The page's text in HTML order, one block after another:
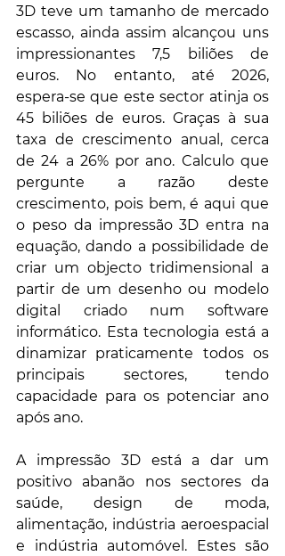
3D teve um tamanho de mercado
escasso, ainda assim alcançou uns
impressionantes 7,5 biliões de
euros. No entanto, até 2026,
espera-se que este sector atinja os
45 biliões de euros. Graças à sua
taxa de crescimento anual, cerca
de 24 a 26% por ano. Calculo que
pergunte a razão deste
crescimento, pois bem, é aqui que
o peso da impressão 3D entra na
equação, dando a possibilidade de
criar um objecto tridimensional a
partir de um desenho ou modelo
digital criado num software
informático. Esta tecnologia está a
dinamizar praticamente todos os
principais sectores, tendo
capacidade para os potenciar ano
após ano.
A impressão 3D está a dar um
positivo abanão nos sectores da
saúde, design de moda,
alimentação, indústria aeroespacial
e indústria automóvel. Estes são